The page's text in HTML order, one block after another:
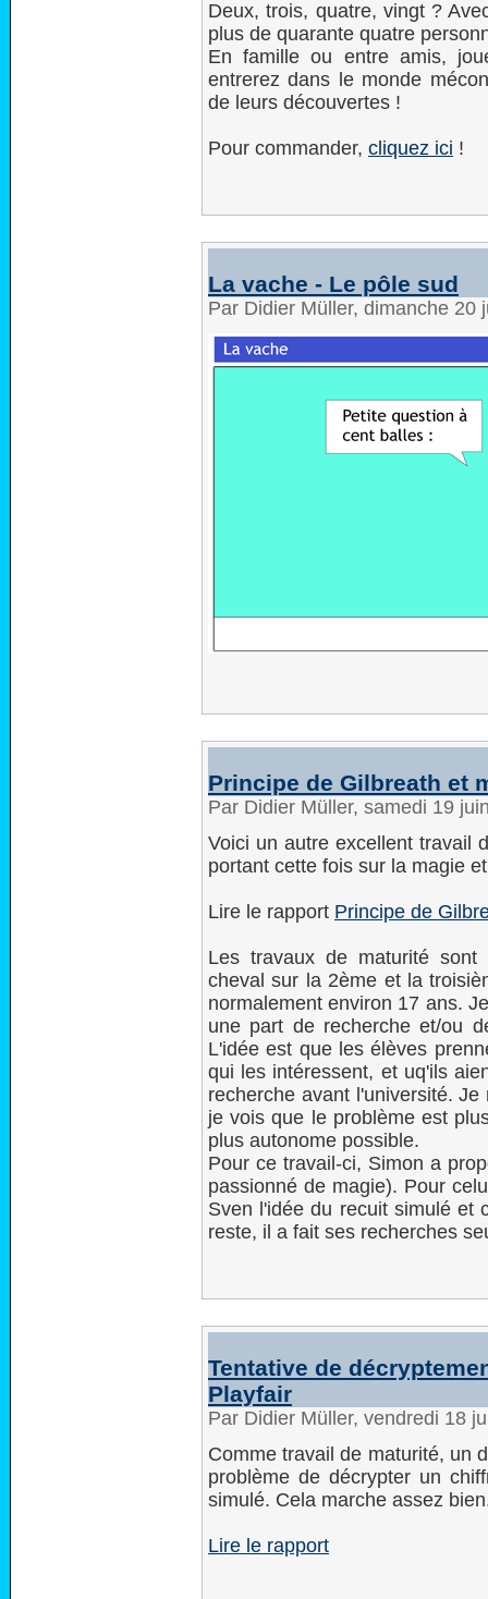
Deux, trois, quatre, vingt ?
plus de quarante quatre
En famille ou entre amis,
entrerez dans le monde
de leurs découvertes !
Pour commander, cliquez ici !
La vache - Le pôle sud
Par Didier Müller, dimanche 20
Principe de Gilbreath et
Par Didier Müller, samedi 19
Voici un autre excellent travail
portant cette fois sur la magie
Lire le rapport Principe de
Les travaux de maturité
cheval sur la 2ème et la
normalement environ 17 ans.
une part de recherche et/ou
L'idée est que les élèves
qui les intéressent, et uq'ils
recherche avant l'université.
je vois que le problème est
plus autonome possible.
Pour ce travail-ci, Simon a
passionné de magie). Pour
Sven l'idée du recuit simulé et
reste, il a fait ses recherches
Tentative de
Playfair
Par Didier Müller, vendredi 18
Comme travail de maturité, un
problème de décrypter un
simulé. Cela marche assez
Lire le rapport